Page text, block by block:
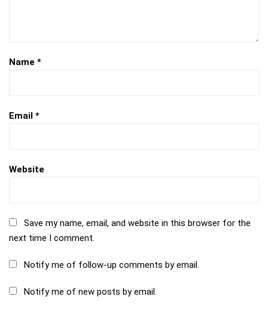
Name *
Email *
Website
Save my name, email, and website in this browser for the
next time I comment.
Notify me of follow-up comments by email.
Notify me of new posts by email.